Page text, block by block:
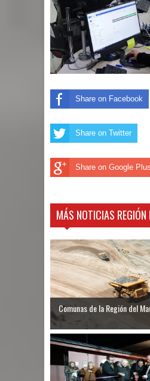
Share on Facebook
Share on Twitter
Share on Google Plus
MÁS NOTICIAS REGIÓN
Comunas de la Región del